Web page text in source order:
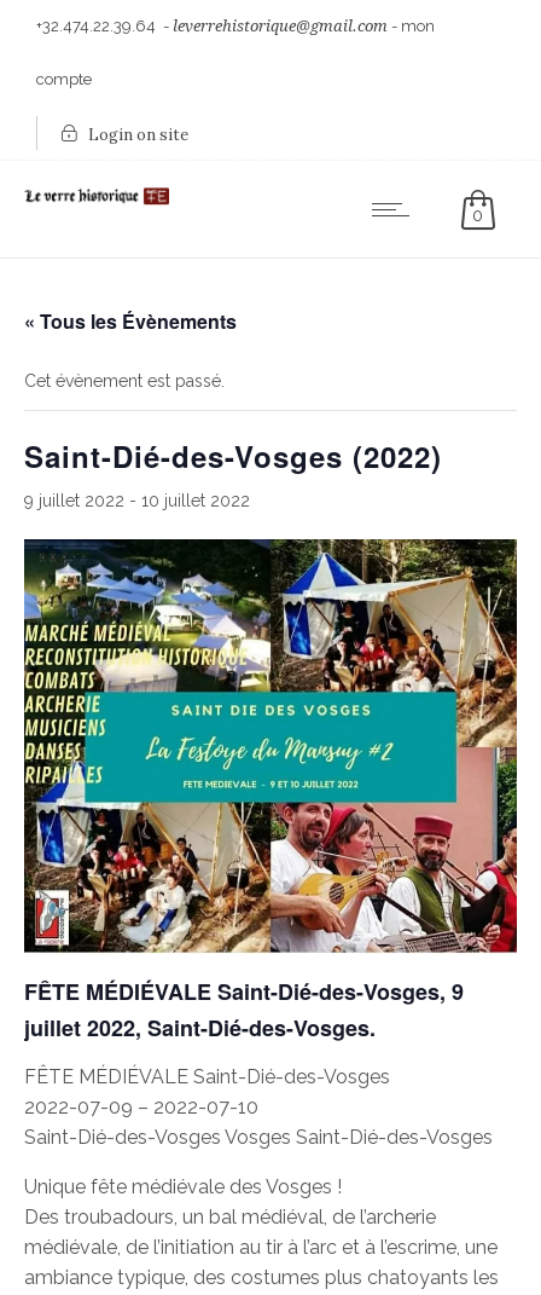
+32.474.22.39.64 - leverrehistorique@gmail.com - mon
compte
Login on site
0
« Tous les Évènements
Cet évènement est passé.
Saint-Dié-des-Vosges (2022)
9 juillet 2022 - 10 juillet 2022
FÊTE MÉDIÉVALE Saint-Dié-des-Vosges, 9
juillet 2022, Saint-Dié-des-Vosges.
FÊTE MÉDIÉVALE Saint-Dié-des-Vosges
2022-07-09 – 2022-07-10
Saint-Dié-des-Vosges Vosges Saint-Dié-des-Vosges
Unique fête médiévale des Vosges !
Des troubadours, un bal médiéval, de l’archerie
médiévale, de l’initiation au tir à l’arc et à l’escrime, une
ambiance typique, des costumes plus chatoyants les